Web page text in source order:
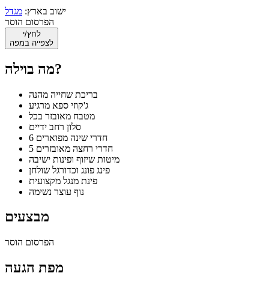
ישוב בארץ: מגדל
הפרסום הוסר
לחץ/י
לצפייה במפה
מה בוילה?
בריכת שחייה מהנה
ג'קוזי ספא מרגיע
מטבח מאובזר בכל
סלון רחב ידיים
6 חדרי שינה מפוארים
5 חדרי רחצה מאובזרים
מיטות שיזוף ופינות ישיבה
פינג פונג וכדורגל שולחן
פינת מנגל מקצועית
נוף עוצר נשימה
מבצעים
הפרסום הוסר
מפת הגעה